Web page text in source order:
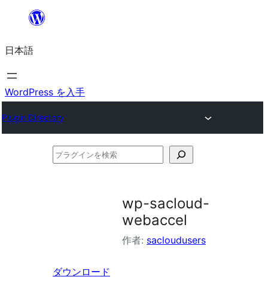
を
ス
キ
プ
日本語
WordPress を入手
Plugin Directory
プ
索
wp-sacloud-
webaccel
作者: sacloudusers
ダウンロード